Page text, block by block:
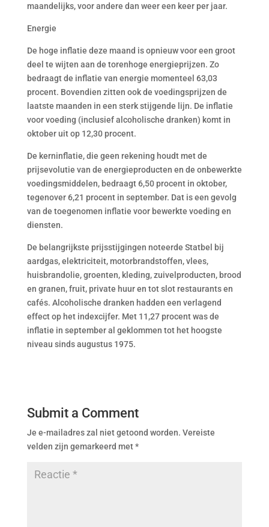
maandelijks, voor andere dan weer een keer per jaar.
Energie
De hoge inflatie deze maand is opnieuw voor een groot
deel te wijten aan de torenhoge energieprijzen. Zo
bedraagt de inflatie van energie momenteel 63,03
procent. Bovendien zitten ook de voedingsprijzen de
laatste maanden in een sterk stijgende lijn. De inflatie
voor voeding (inclusief alcoholische dranken) komt in
oktober uit op 12,30 procent.
De kerninflatie, die geen rekening houdt met de
prijsevolutie van de energieproducten en de onbewerkte
voedingsmiddelen, bedraagt 6,50 procent in oktober,
tegenover 6,21 procent in september. Dat is een gevolg
van de toegenomen inflatie voor bewerkte voeding en
diensten.
De belangrijkste prijsstijgingen noteerde Statbel bij
aardgas, elektriciteit, motorbrandstoffen, vlees,
huisbrandolie, groenten, kleding, zuivelproducten, brood
en granen, fruit, private huur en tot slot restaurants en
cafés. Alcoholische dranken hadden een verlagend
effect op het indexcijfer. Met 11,27 procent was de
inflatie in september al geklommen tot het hoogste
niveau sinds augustus 1975.
Submit a Comment
Je e-mailadres zal niet getoond worden. Vereiste
velden zijn gemarkeerd met*